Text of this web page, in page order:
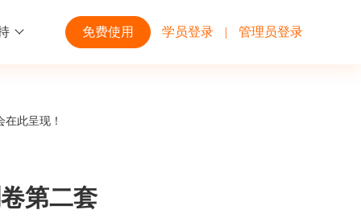
互动答题
免费使用 学员登录 | 管理员登录
此呈现！
第二套